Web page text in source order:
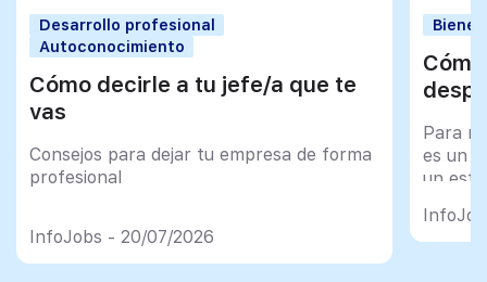
Desarrollo profesional
Autoconocimiento
Cómo decirle a tu jefe/a que te
vas
Consejos para dejar tu empresa de forma
profesional
InfoJobs - 20/07/2026
Para
es un
un